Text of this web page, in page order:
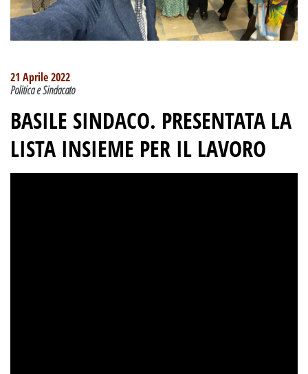
21 Aprile 2022
Politica e Sindacato
BASILE SINDACO. PRESENTATA LA
LISTA INSIEME PER IL LAVORO